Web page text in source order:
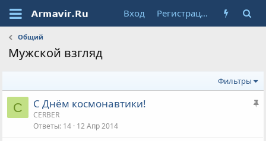
Вход Регистрация
Общий
Мужской взгляд
Фильтры
C
З
С Днём космонавтики!
CERBER
Ответы 14 12 Апр 2014